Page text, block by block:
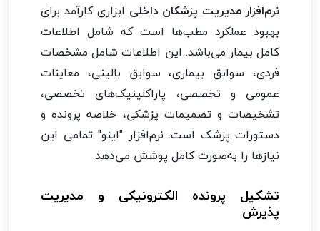
نرم‌افزار مدیریت پزشکان داخلی ابزاری کارآمد برای
بهبود عملکرد مطب‌ها است که شامل اطلاعات
کامل بیمار می‌باشد. این اطلاعات شامل مشخصات
فردی، سوابق بیماری، سوابق بالینی، معاینات
عمومی و تخصصی، پاراکلینیک‌های تخصصی،
تشخیصات و تصمیمات پزشکی، خلاصه پرونده و
دستورات پزشک است. نرم‌افزار "اینو" تمامی این
نیازها را به‌صورت کامل پوشش می‌دهد.
تشکیل پرونده الکترونیکی و مدیریت
پذیرش